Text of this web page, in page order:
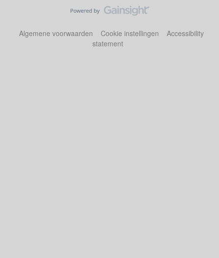
Algemene voorwaarden Cookie instellingen
Accessibility
statement